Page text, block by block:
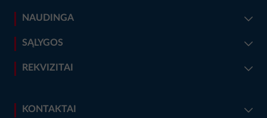
NAUDINGA
SĄLYGOS
REKVIZITAI
KONTAKTAI